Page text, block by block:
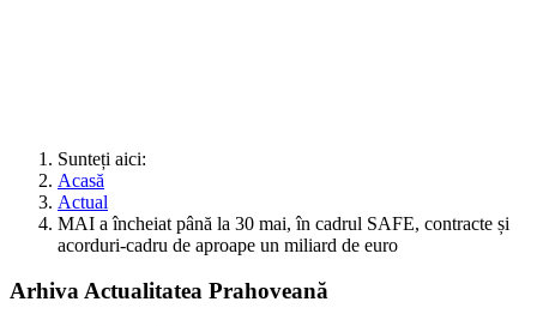
Sunteți aici:
Acasă
Actual
MAI a încheiat până la 30 mai, în cadrul SAFE, contracte și
acorduri-cadru de aproape un miliard de euro
Arhiva Actualitatea Prahoveană